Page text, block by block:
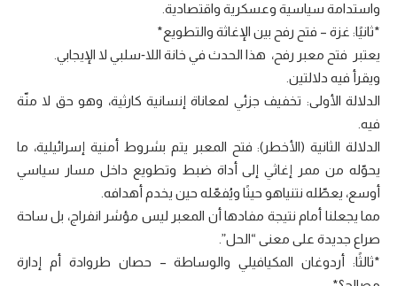
واستدامة سياسية وعسكرية واقتصادية.
*ثانيًا: غزة – فتح رفح بين الإغاثة والتطويع*
يعتبر فتح معبر رفح، هذا الحدث في خانة اللا‑سلبي لا الإيجابي.
ويقرأ فيه دلالتين.
الدلالة الأولى: تخفيف جزئي لمعاناة إنسانية كارثية، وهو حق لا منّة
فيه.
الدلالة الثانية (الأخطر): فتح المعبر يتم بشروط أمنية إسرائيلية، ما
يحوّله من ممر إغاثي إلى أداة ضبط وتطويع داخل مسار سياسي
أوسع، يعطّله نتنياهو حينًا ويُفعّله حين يخدم أهدافه.
مما يجعلنا أمام نتيجة مفادها أن المعبر ليس مؤشر انفراج، بل ساحة
صراع جديدة على معنى “الحل”.
*ثالثًا: أردوغان المكيافيلي والوساطة – حصان طروادة أم إدارة